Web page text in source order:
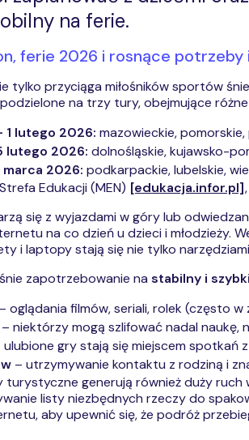
na ferie.
ferie 2026 i rosnące
tylko przyciąga miłośników sportów
na trzy tury, obejmujące
1 lutego 2026: mazowieckie,
lutego 2026: dolnośląskie, kujawsko-
marca 2026: podkarpackie, lubelskie,
Edukacji (MEN) [edukacja.infor.pl],
się z wyjazdami w góry lub
na co dzień u dzieci i młodzieży.
i laptopy stają się nie tylko
zapotrzebowanie na stabilny i
– oglądania filmów, seriali, rolek (często w
– niektórzy mogą szlifować nadal naukę,
ulubione gry stają się miejscem spotkań
– utrzymywanie kontaktu z rodziną i
turystyczne generują również duży
listy niezbędnych rzeczy do
aby upewnić się, że podróż